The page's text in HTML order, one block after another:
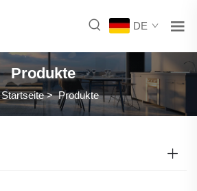
DE
Produkte
Startseite>Produkte